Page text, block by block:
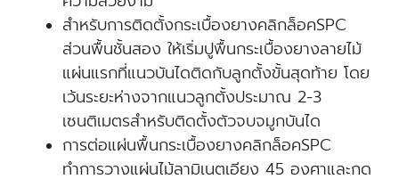
สำหรับการติดตั้งกระเบื้องยางคลิกล็อคSPC
ส่วนพื้นชั้นสอง ให้เริ่มปูพื้นกระเบื้องยางลายไม้
แผ่นแรกที่แนวบันไดติดกับลูกตั้งขั้นสุดท้าย โดย
เว้นระยะห่างจากแนวลูกตั้งประมาณ 2-3
เซนติเมตรสำหรับติดตั้งตัวจบจมูกบันได
การต่อแผ่นพื้นกระเบื้องยางคลิกล็อคSPC
ทำการวางแผ่นไม้ลามิเนตเอียง 45 องศาและกด